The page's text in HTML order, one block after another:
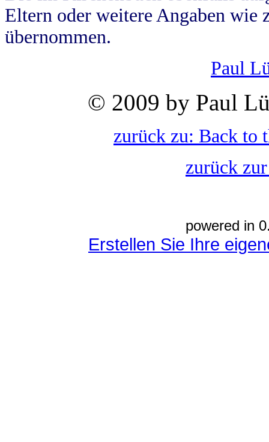
Eltern oder weitere Angaben wie
übernommen.
Paul
© 2009 by Paul
zurück zu: Back to
zurück
powered in
Erstellen Sie Ihre